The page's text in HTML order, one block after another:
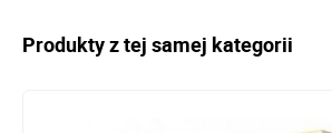
Produkty z tej samej kategorii